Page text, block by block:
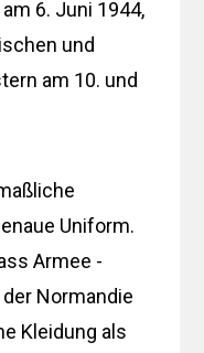
6. Juni 1944,
und
am 10. und
Uniform.
Armee -
Normandie
Kleidung als